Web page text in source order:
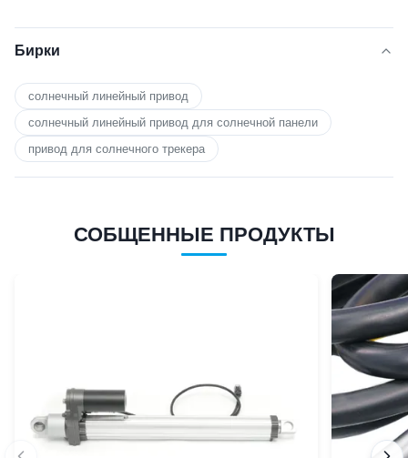
Бирки
солнечный линейный привод
солнечный линейный привод для солнечной панели
привод для солнечного трекера
СОБЩЕННЫЕ ПРОДУКТЫ